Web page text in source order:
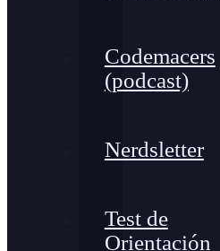
Codemacers
(podcast)
Nerdsletter
Test de
Orientación